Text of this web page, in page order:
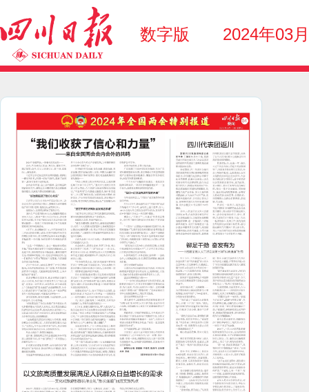
数字版 2024年03